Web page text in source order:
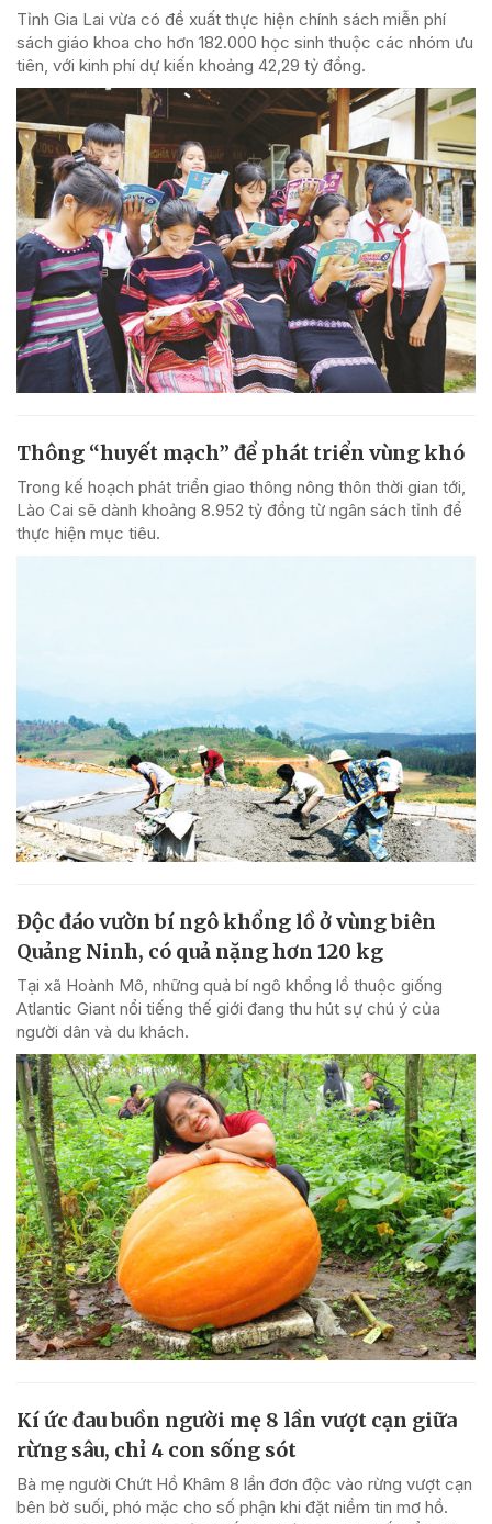
Tỉnh Gia Lai vừa có đề xuất thực hiện chính sách miễn phí
sách giáo khoa cho hơn 182.000 học sinh thuộc các nhóm ưu
tiên, với kinh phí dự kiến khoảng 42,29 tỷ đồng.
Thông “huyết mạch” để phát triển vùng khó
Trong kế hoạch phát triển giao thông nông thôn thời gian tới,
Lào Cai sẽ dành khoảng 8.952 tỷ đồng từ ngân sách tỉnh để
thực hiện mục tiêu.
Độc đáo vườn bí ngô khổng lồ ở vùng biên
Quảng Ninh, có quả nặng hơn 120 kg
Tại xã Hoành Mô, những quả bí ngô khổng lồ thuộc giống
Atlantic Giant nổi tiếng thế giới đang thu hút sự chú ý của
người dân và du khách.
Kí ức đau buồn người mẹ 8 lần vượt cạn giữa
rừng sâu, chỉ 4 con sống sót
Bà mẹ người Chứt Hồ Khâm 8 lần đơn độc vào rừng vượt cạn
bên bờ suối, phó mặc cho số phận khi đặt niềm tin mơ hồ.